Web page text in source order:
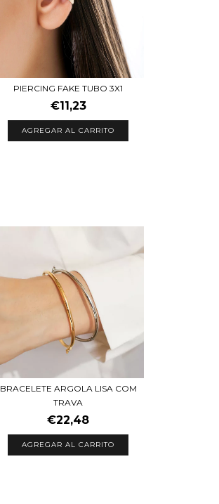
PIERCING FAKE TUBO 3X1
€11,23
AGREGAR AL CARRITO
BRACELETE ARGOLA LISA COM
TRAVA
€22,48
AGREGAR AL CARRITO